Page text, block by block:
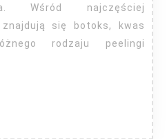
polsce?
Wśród najczęściej
się botoks, kwas
rodzaju peelingi